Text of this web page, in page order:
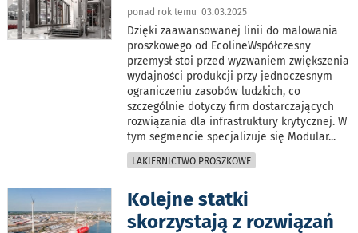
ponad rok temu 03.03.2025
Dzięki zaawansowanej linii do malowania
proszkowego od EcolineWspółczesny
przemysł stoi przed wyzwaniem zwiększenia
wydajności produkcji przy jednoczesnym
ograniczeniu zasobów ludzkich, co
szczególnie dotyczy firm dostarczających
rozwiązania dla infrastruktury krytycznej. W
tym segmencie specjalizuje się Modular...
LAKIERNICTWO PROSZKOWE
Kolejne statki
skorzystają z rozwiązań